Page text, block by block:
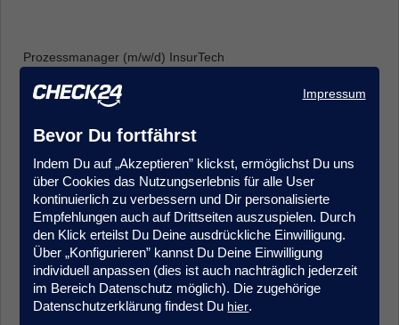
Prozessmanager (m/w/d) InsurTech
Frankfurt
Sales Agent (m/w/d) Quereinstieg Vorsorgeversicherung
Kundenberatung & Service
München
Impressum
Bevor Du fortfährst
Indem Du auf „Akzeptieren” klickst, ermöglichst Du uns
über Cookies das Nutzungserlebnis für alle User
kontinuierlich zu verbessern und Dir personalisierte
Empfehlungen auch auf Drittseiten auszuspielen. Durch
den Klick erteilst Du Deine ausdrückliche Einwilligung.
Über „Konfigurieren” kannst Du Deine Einwilligung
individuell anpassen (dies ist auch nachträglich jederzeit
im Bereich Datenschutz möglich). Die zugehörige
Datenschutzerklärung findest Du hier.